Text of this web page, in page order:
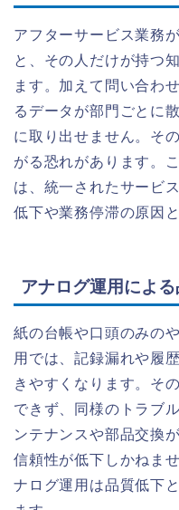
アフターサービス業務
と、その人だけが持つ
ます。加えて問い合わ
るデータが部門ごとに
に取り出せません。そ
がる恐れがあります。
は、統一されたサービ
低下や業務停滞の原因
アナログ運用によ
紙の台帳や口頭のみの
用では、記録漏れや履
きやすくなります。そ
できず、同様のトラブ
ンテナンスや部品交換
信頼性が低下しかねま
ナログ運用は品質低下